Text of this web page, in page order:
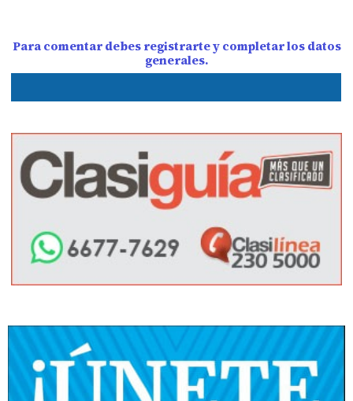
Para comentar debes registrarte y completar los datos
generales.